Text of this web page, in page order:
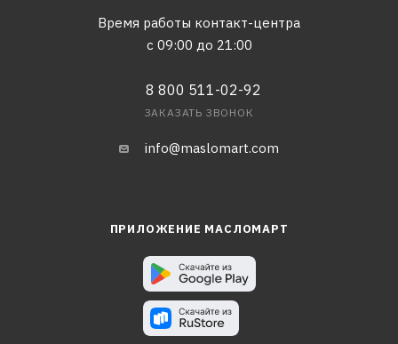
Время работы контакт-центра
с 09:00 до 21:00
8 800 511-02-92
ЗАКАЗАТЬ ЗВОНОК
info@maslomart.com
ПРИЛОЖЕНИЕ МАСЛОМАРТ